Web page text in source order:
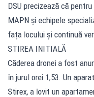
DSU precizează că
MAPN și echipele
fața locului și continuă
STIREA INITIALĂ
Căderea dronei a fost
în jurul orei 1,53. Un
Stirex, a lovit un